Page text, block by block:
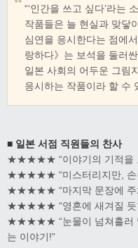
“‘인간을 쓰고 싶다’라는
작품들은 늘 현실과 맞닿
심연을 응시한다는 점에
랑하다》는 보석을 둘러
일본 사회의 어두운 그림
응시하는 작품이라 할 수
■ 일본 서점 직원들의 찬사
★★★★★ “이야기의 기적을
★★★★★ “미스터리지만, 손
★★★★★ “마지막 문장에 주
★★★★★ “영혼에 새겨질 듯
★★★★★ “눈물이 넘쳐흘러
는 이야기!”